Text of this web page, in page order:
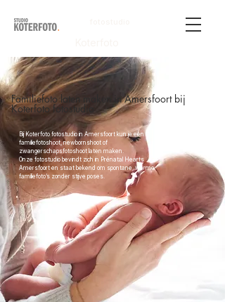
Familiefoto laten maken in Amersfoort bij
Koterfoto fotostudio
Bij Koterfoto fotostudio in Amersfoort kun je een
familiefotoshoot, newbornshoot of
zwangerschapsfotoshoot laten maken.
Onze fotostudio bevindt zich in Prénatal Hearts
Amersfoort en staat bekend om spontane, warme
familiefoto’s zonder stijve poses.